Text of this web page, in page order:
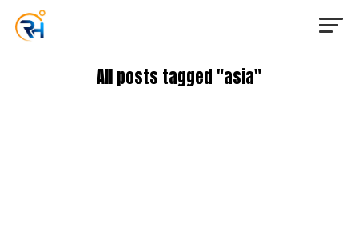
All posts tagged "asia"